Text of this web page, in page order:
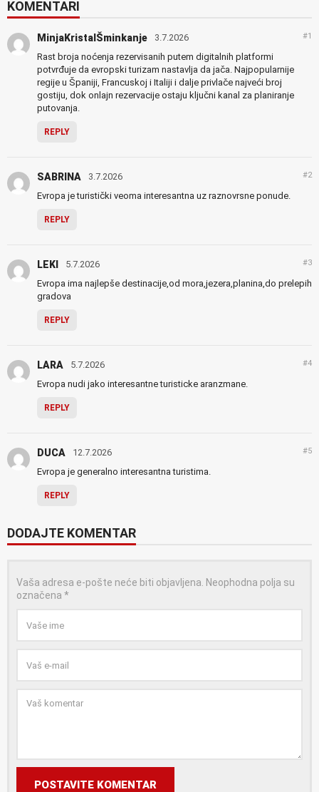
KOMENTARI
MinjaKristalŠminkanje 3.7.2026 #1
Rast broja noćenja rezervisanih putem digitalnih platformi
potvrđuje da evropski turizam nastavlja da jača. Najpopularnije
regije u Španiji, Francuskoj i Italiji i dalje privlače najveći broj
gostiju, dok onlajn rezervacije ostaju ključni kanal za planiranje
putovanja.
REPLY
SABRINA 3.7.2026 #2
Evropa je turistički veoma interesantna uz raznovrsne ponude.
REPLY
LEKI 5.7.2026 #3
Evropa ima najlepše destinacije,od mora,jezera,planina,do prelepih
gradova
REPLY
LARA 5.7.2026 #4
Evropa nudi jako interesantne turisticke aranzmane.
REPLY
DUCA 12.7.2026 #5
Evropa je generalno interesantna turistima.
REPLY
DODAJTE KOMENTAR
Vaša adresa e-pošte neće biti objavljena. Neophodna polja su
označena *
POSTAVITE KOMENTAR